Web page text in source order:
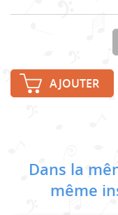
AJOUTER
Dans la
même